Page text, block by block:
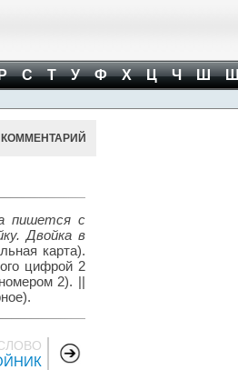
С Т У Ф Х Ц Ч Ш
КОММЕНТАРИЙ
пишется с
Двойка в
карта).
цифрой 2
2). ||